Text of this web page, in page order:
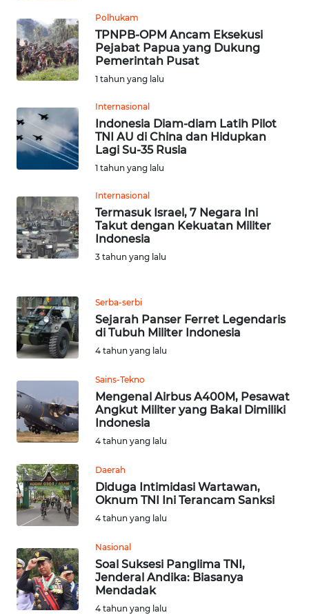
Polhukam
TPNPB-OPM Ancam Eksekusi
Pejabat Papua yang Dukung
Pemerintah Pusat
1 tahun yang lalu
Internasional
Indonesia Diam-diam Latih Pilot
TNI AU di China dan Hidupkan
Lagi Su-35 Rusia
1 tahun yang lalu
Internasional
Termasuk Israel, 7 Negara Ini
Takut dengan Kekuatan Militer
Indonesia
3 tahun yang lalu
Serba-serbi
Sejarah Panser Ferret Legendaris
di Tubuh Militer Indonesia
4 tahun yang lalu
Sains-Tekno
Mengenal Airbus A400M, Pesawat
Angkut Militer yang Bakal Dimiliki
Indonesia
4 tahun yang lalu
Daerah
Diduga Intimidasi Wartawan,
Oknum TNI Ini Terancam Sanksi
4 tahun yang lalu
Nasional
Soal Suksesi Panglima TNI,
Jenderal Andika: Biasanya
Mendadak
4 tahun yang lalu
KARIR
DISCLAIMER
News
Regional
WN
JAKARTA
WN
BANTEN
NTT
WN
KEPRI
WN
PAPUA
WN
BARAT
WN
RIAU